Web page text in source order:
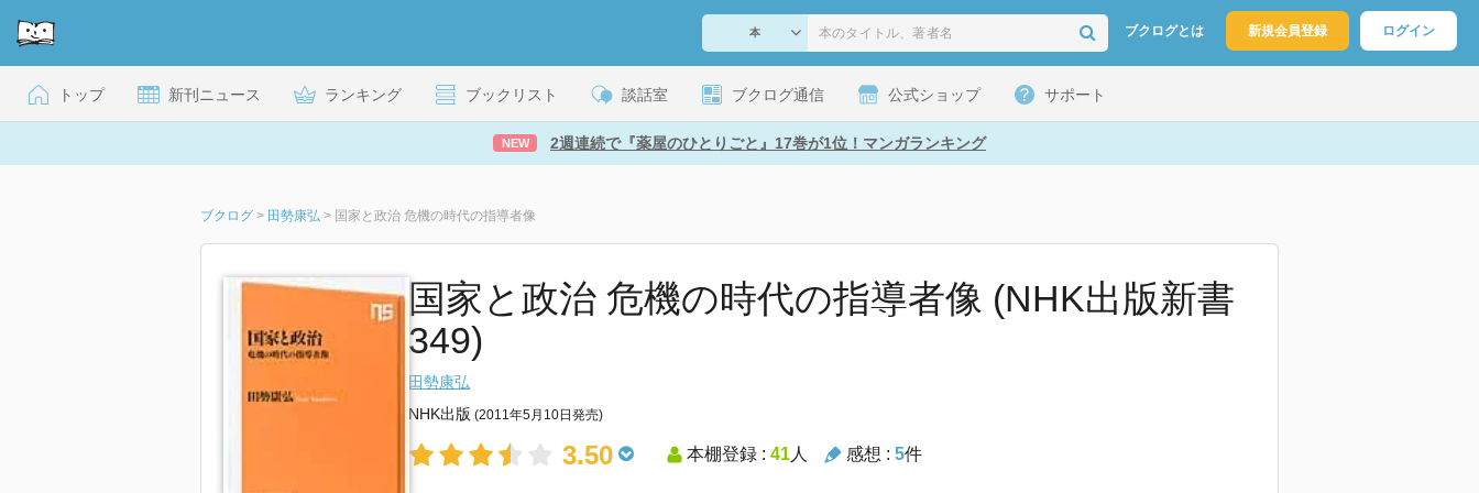
ブクログとは 新規会員登録 ログイン
トップ 新刊ニュース ランキング ブックリスト 談話室 ブクログ通信 公式ショップ サポート
NEW 2週連続で『薬屋のひとりごと』17巻が1位！マンガランキング
ブクログ > 田勢康弘 > 国家と政治 危機の時代の指導者像
国家と政治 危機の時代の指導者像 (NHK出版新書
349)
田勢康弘
NHK出版 (2011年5月10日発売)
3.50 本棚登録 : 41人 感想 : 5件